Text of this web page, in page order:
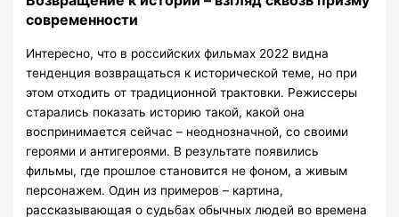
современности
Интересно, что в российских фильмах 2022 видна
тенденция возвращаться к исторической теме, но при
этом отходить от традиционной трактовки. Режиссеры
старались показать историю такой, какой она
воспринимается сейчас – неоднозначной, со своими
героями и антигероями. В результате появились
фильмы, где прошлое становится не фоном, а живым
персонажем. Один из примеров – картина,
рассказывающая о судьбах обычных людей во времена